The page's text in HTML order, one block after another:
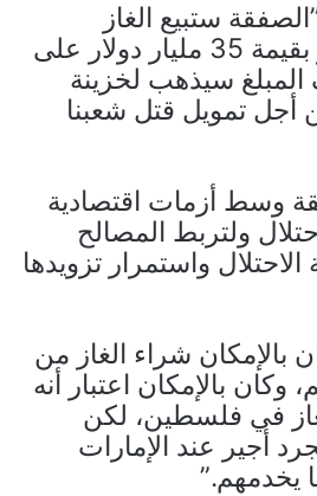
ستبيع الغاز
الفلسطيني لمصر بقيمة 35 مليار دولار على
المبلغ سيذهب لخزينة
أجل تمويل قتل شعبنا
وسط أزمات اقتصادية
ولتربط المصالح
الاحتلال واستمرار تزويدها
بالإمكان شراء الغاز من
وكان بالإمكان اعتبار أنه
في فلسطين، لكن
أجير عند الإمارات
يخدمهم.”